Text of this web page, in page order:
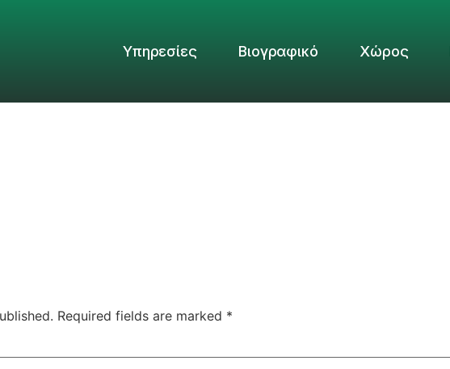
Υπηρεσίες Βιογραφικό Χώρος
Required fields are marked *